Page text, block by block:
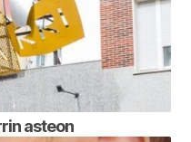
asteon